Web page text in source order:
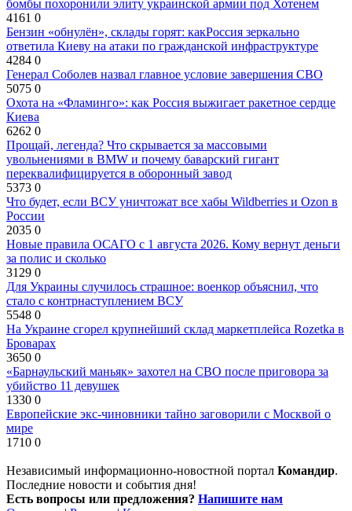
бомбы похоронили элиту украинской армии под Хотенем
4161 0
Бензин «обнулён», склады горят: какРоссия зеркально
ответила Киеву на атаки по гражданской инфраструктуре
4284 0
Генерал Соболев назвал главное условие завершения СВО
5075 0
Охота на «Фламинго»: как Россия выжигает ракетное сердце
Киева
6262 0
Прощай, легенда? Что скрывается за массовыми
увольнениями в BMW и почему баварский гигант
переквалифицируется в оборонный завод
5373 0
Что будет, если ВСУ уничтожат все хабы Wildberries и Ozon в
России
2035 0
Новые правила ОСАГО с 1 августа 2026. Кому вернут деньги
за полис и сколько
3129 0
Для Украины случилось страшное: военкор объяснил, что
стало с контрнаступлением ВСУ
5548 0
На Украине сгорел крупнейший склад маркетплейса Rozetka в
Броварах
3650 0
«Барнаульский маньяк» захотел на СВО после приговора за
убийство 11 девушек
1330 0
Европейские экс-чиновники тайно заговорили с Москвой о
мире
1710 0
Независимый информационно-новостной портал Командир.
Последние новости и события дня!
Есть вопросы или предложения? Напишите нам